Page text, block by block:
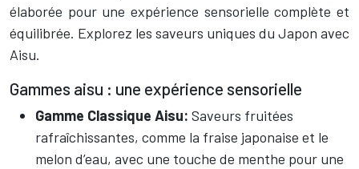
élaborée pour une expérience sensorielle complète et
équilibrée. Explorez les saveurs uniques du Japon avec
Aisu.
Gammes aisu : une expérience sensorielle
Gamme Classique Aisu: Saveurs fruitées
rafraîchissantes, comme la fraise japonaise et le
melon d’eau, avec une touche de menthe pour une